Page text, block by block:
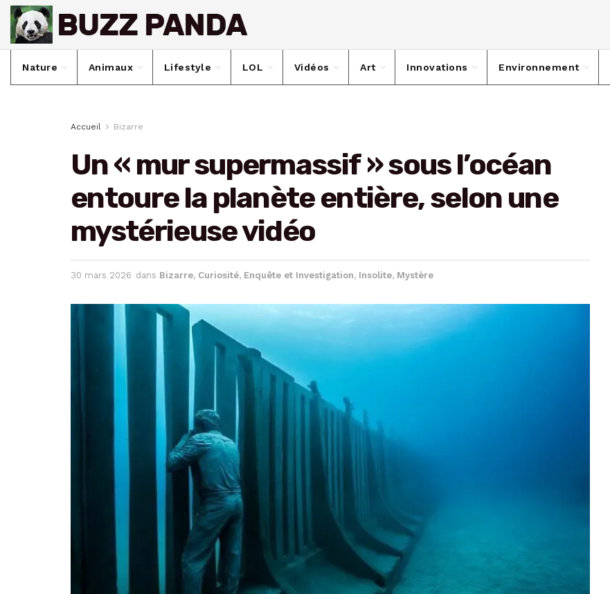
Nature Animaux Lifestyle LOL Vidéos Art Innovations Environnement
Accueil Bizarre
Un « mur supermassif » sous l’océan
entoure la planète entière, selon une
mystérieuse vidéo
30 mars 2026 dans Bizarre, Curiosité, Enquête et Investigation, Insolite, Mystère